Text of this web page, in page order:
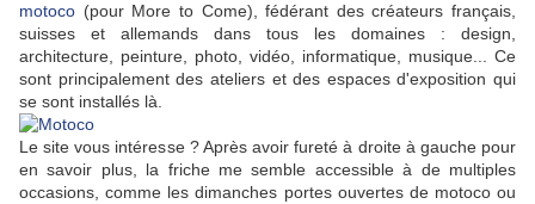
motoco (pour More to Come), fédérant des créateurs français,
suisses et allemands dans tous les domaines : design,
architecture, peinture, photo, vidéo, informatique, musique... Ce
sont principalement des ateliers et des espaces d'exposition qui
se sont installés là.
Le site vous intéresse ? Après avoir fureté à droite à gauche pour
en savoir plus, la friche me semble accessible à de multiples
occasions, comme les dimanches portes ouvertes de motoco ou